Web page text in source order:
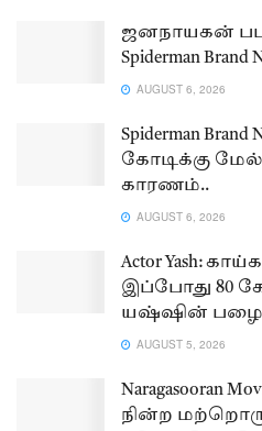
ஜனநாயகன்
Spiderman Brand
AUGUST 6, 2026
Spiderman
கோடிக்கு
காரணம்..
AUGUST 6, 2026
Actor Yash:
இப்போது 80
யஷ்ஷின்
AUGUST 5, 2026
நின்ற